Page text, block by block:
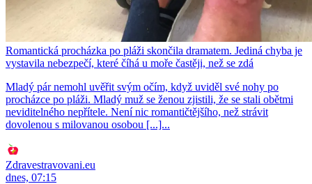
Romantická procházka po pláži skončila dramatem. Jediná chyba je
vystavila nebezpečí, které číhá u moře častěji, než se zdá
Mladý pár nemohl uvěřit svým očím, když uviděl své nohy po
procházce po pláži. Mladý muž se ženou zjistili, že se stali obětmi
neviditelného nepřítele. Není nic romantičtějšího, než strávit
dovolenou s milovanou osobou [...]...
Zdravestravovani.eu
dnes, 07:15